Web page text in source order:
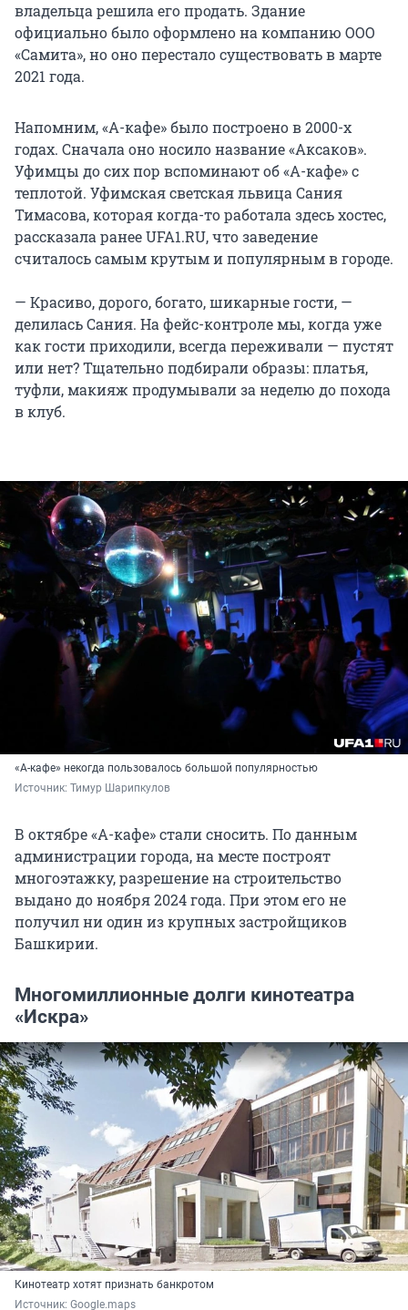
владельца решила его продать. Здание
официально было оформлено на компанию ООО
«Самита», но оно перестало существовать в марте
2021 года.
Напомним, «А-кафе» было построено в 2000-х
годах. Сначала оно носило название «Аксаков».
Уфимцы до сих пор вспоминают об «А-кафе» с
теплотой. Уфимская светская львица Сания
Тимасова, которая когда-то работала здесь хостес,
рассказала ранее UFA1.RU, что заведение
считалось самым крутым и популярным в городе.
— Красиво, дорого, богато, шикарные гости, —
делилась Сания. На фейс-контроле мы, когда уже
как гости приходили, всегда переживали — пустят
или нет? Тщательно подбирали образы: платья,
туфли, макияж продумывали за неделю до похода
в клуб.
«А-кафе» некогда пользовалось большой популярностью
Источник: Тимур Шарипкулов
В октябре «А-кафе» стали сносить. По данным
администрации города, на месте построят
многоэтажку, разрешение на строительство
выдано до ноября 2024 года. При этом его не
получил ни один из крупных застройщиков
Башкирии.
Многомиллионные долги кинотеатра
«Искра»
Кинотеатр хотят признать банкротом
Источник: Google.maps